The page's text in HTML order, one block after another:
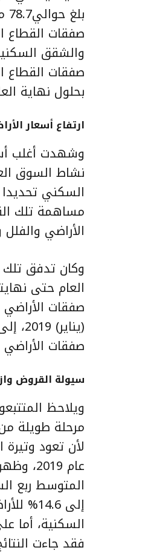
بحلول نهاية
ارتفاع أسعار
نشاط السوق
السكني
الأراضي والفلل والشقق
صفقات الأراضي
سيولة القروض
ويلاحظ
مرحلة طويلة
لأن تعود
عام
السكنية، أما
فقد جاءت